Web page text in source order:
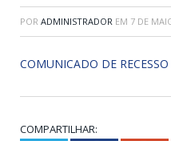
POR ADMINISTRADOR EM 7 DE
COMUNICADO DE
COMPARTILHAR: